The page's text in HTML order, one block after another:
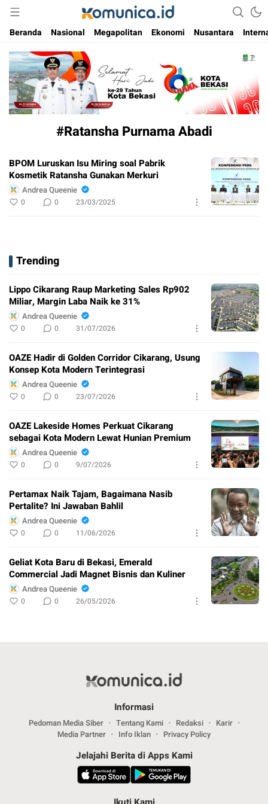
Komunica
Media Informasi Masa Kini
Beranda
Nasional Megapolitan Ekonomi Nusantara
#Ratansha Purnama Abadi
BPOM Luruskan Isu Miring soal Pabrik
Kosmetik Ratansha Gunakan Merkuri
Andrea Queenie
0 0 23/03/2025
Trending
Lippo Cikarang Raup Marketing Sales Rp902
Miliar, Margin Laba Naik ke 31%
Andrea Queenie
0 0 31/07/2026
OAZE Hadir di Golden Corridor Cikarang, Usung
Konsep Kota Modern Terintegrasi
Andrea Queenie
0 0 23/07/2026
OAZE Lakeside Homes Perkuat Cikarang
sebagai Kota Modern Lewat Hunian Premium
Andrea Queenie
0 0 9/07/2026
Pertamax Naik Tajam, Bagaimana Nasib
Pertalite? Ini Jawaban Bahlil
Andrea Queenie
0 0 11/06/2026
Geliat Kota Baru di Bekasi, Emerald
Commercial Jadi Magnet Bisnis dan Kuliner
Andrea Queenie
0 0 26/05/2026
Informasi
Pedoman Media Siber Tentang Kami Redaksi
Karir
Media Partner
Info Iklan Privacy Policy
Jelajahi Berita di Apps Kami